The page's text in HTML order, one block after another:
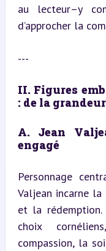
au lecteur–y
d’approcher la
---
II. Figures
: de la
A. Jean
engagé
Personnage
Valjean incarne
et la
choix
compassion, la